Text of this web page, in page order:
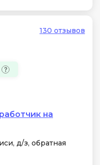
130 отзывов
на
д/з, обратная